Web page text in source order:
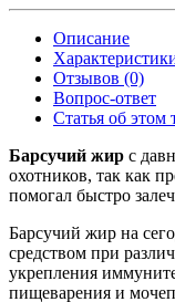
Описание
Отзывов (0)
Вопрос-ответ
Статья об этом
Барсучий жир с
охотников, так как
помогал быстро
Барсучий жир на
средством при
укрепления
пищеварения и